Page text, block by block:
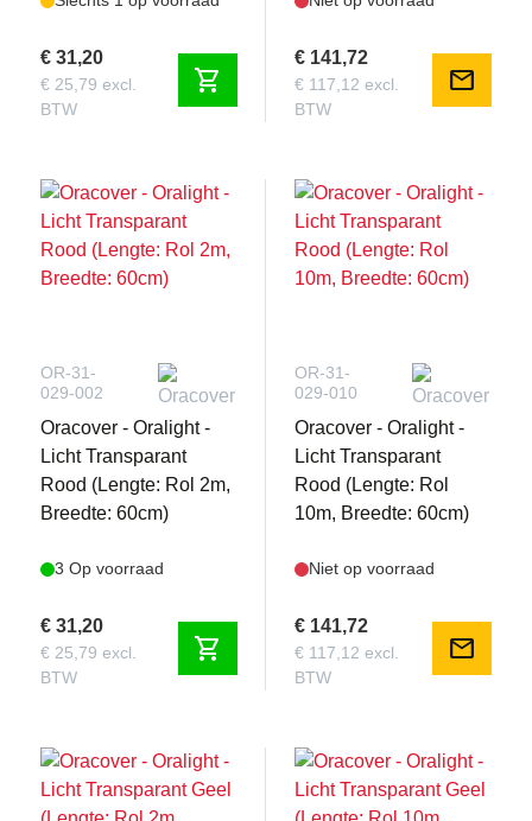
€ 31,20
€ 25,79 excl.
BTW
shopping_cart
€ 141,72
€ 117,12 excl.
BTW
mail
OR-31-
029-002
Oracover - Oralight -
Licht Transparant
Rood (Lengte: Rol 2m,
Breedte: 60cm)
3 Op voorraad
€ 31,20
€ 25,79 excl.
BTW
shopping_cart
OR-31-
029-010
Oracover - Oralight -
Licht Transparant
Rood (Lengte: Rol
10m, Breedte: 60cm)
Niet op voorraad
€ 141,72
€ 117,12 excl.
BTW
mail